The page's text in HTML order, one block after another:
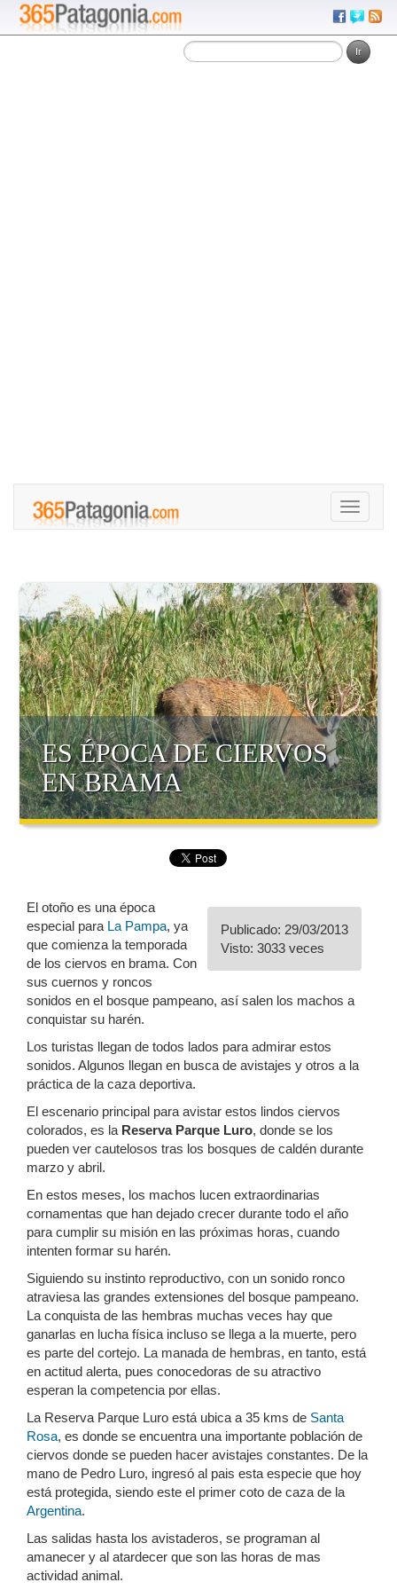
Toggle
ES ÉPOCA DE CIERVOS
EN BRAMA
Publicado: 29/03/2013
Visto: 3033 veces
El otoño es una época
especial para La Pampa, ya
que comienza la temporada
de los ciervos en brama. Con
sus cuernos y roncos
sonidos en el bosque pampeano, así salen los machos a
conquistar su harén.
Los turistas llegan de todos lados para admirar estos
sonidos. Algunos llegan en busca de avistajes y otros a la
práctica de la caza deportiva.
El escenario principal para avistar estos lindos ciervos
colorados, es la Reserva Parque Luro, donde se los
pueden ver cautelosos tras los bosques de caldén durante
marzo y abril.
En estos meses, los machos lucen extraordinarias
cornamentas que han dejado crecer durante todo el año
para cumplir su misión en las próximas horas, cuando
intenten formar su harén.
Siguiendo su instinto reproductivo, con un sonido ronco
atraviesa las grandes extensiones del bosque pampeano.
La conquista de las hembras muchas veces hay que
ganarlas en lucha física incluso se llega a la muerte, pero
es parte del cortejo. La manada de hembras, en tanto, está
en actitud alerta, pues conocedoras de su atractivo
esperan la competencia por ellas.
La Reserva Parque Luro está ubica a 35 kms de Santa
Rosa, es donde se encuentra una importante población de
ciervos donde se pueden hacer avistajes constantes. De la
mano de Pedro Luro, ingresó al pais esta especie que hoy
está protegida, siendo este el primer coto de caza de la
Argentina.
Las salidas hasta los avistaderos, se programan al
amanecer y al atardecer que son las horas de mas
actividad animal.